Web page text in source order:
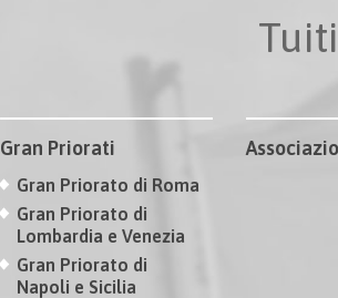
Gran Priorati
Gran Priorato di Roma
Gran Priorato di
Lombardia e Venezia
Gran Priorato di
Napoli e Sicilia